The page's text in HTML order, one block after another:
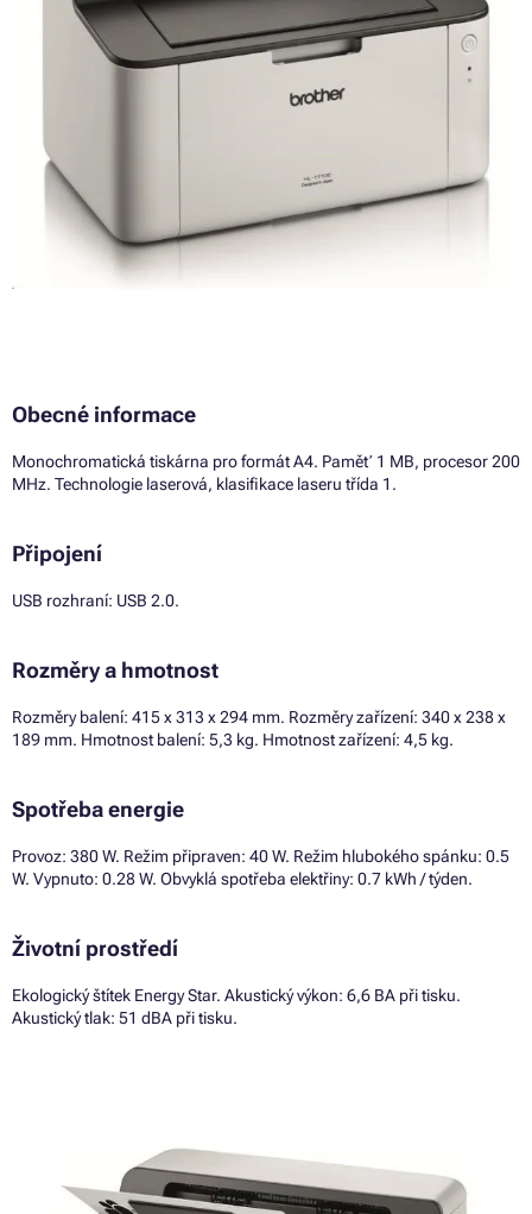
Obecné informace
Monochromatická tiskárna pro formát A4. Paměť 1 MB, procesor 200
MHz. Technologie laserová, klasifikace laseru třída 1.
Připojení
USB rozhraní: USB 2.0.
Rozměry a hmotnost
Rozměry balení: 415 x 313 x 294 mm. Rozměry zařízení: 340 x 238 x
189 mm. Hmotnost balení: 5,3 kg. Hmotnost zařízení: 4,5 kg.
Spotřeba energie
Provoz: 380 W. Režim připraven: 40 W. Režim hlubokého spánku: 0.5
W. Vypnuto: 0.28 W. Obvyklá spotřeba elektřiny: 0.7 kWh / týden.
Životní prostředí
Ekologický štítek Energy Star. Akustický výkon: 6,6 BA při tisku.
Akustický tlak: 51 dBA při tisku.